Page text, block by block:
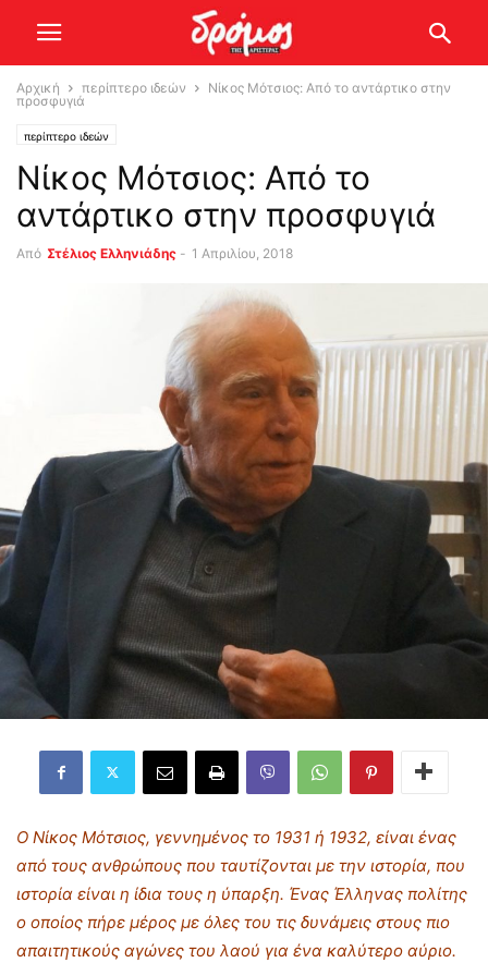
Αρχική περίπτερο ιδεών
Νίκος Μότσιος: Από το αντάρτικο στην
προσφυγιά
περίπτερο ιδεών
Νίκος Μότσιος: Από το
αντάρτικο στην προσφυγιά
Από Στέλιος Ελληνιάδης - 1 Απριλίου, 2018
Ο Νίκος Μότσιος, γεννημένος το 1931 ή 1932, είναι ένας
από τους ανθρώπους που ταυτίζονται με την ιστορία, που
ιστορία είναι η ίδια τους η ύπαρξη. Ένας Έλληνας πολίτης
ο οποίος πήρε μέρος με όλες του τις δυνάμεις στους πιο
απαιτητικούς αγώνες του λαού για ένα καλύτερο αύριο.